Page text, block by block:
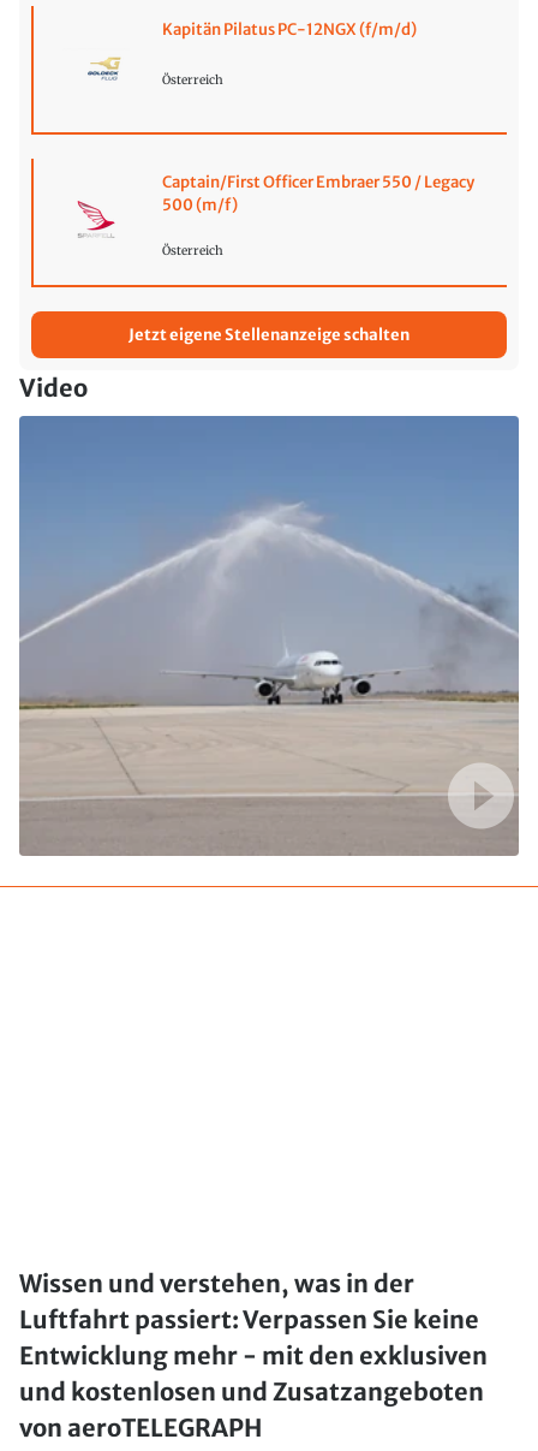
Kapitän Pilatus PC-12NGX (f/m/d)
Österreich
Captain/First Officer Embraer 550 / Legacy
500 (m/f)
Österreich
Jetzt eigene Stellenanzeige schalten
Video
Wissen und verstehen, was in der
Luftfahrt passiert: Verpassen Sie keine
Entwicklung mehr - mit den exklusiven
und kostenlosen und Zusatzangeboten
von aeroTELEGRAPH